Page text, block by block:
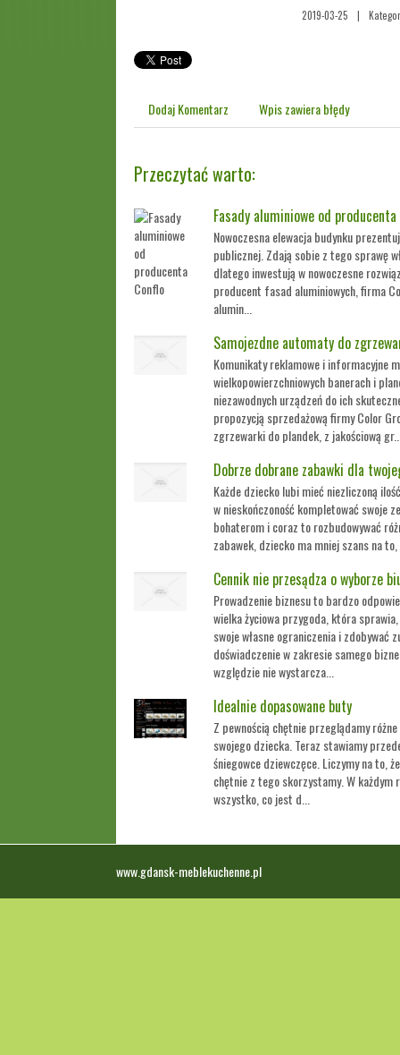
2019-03-25 |
Dodaj Komentarz Wpis zawiera błędy
Przeczytać warto:
Fasady aluminiowe od
Nowoczesna elewacja budynku
publicznej. Zdają sobie z tego sprawę
dlatego inwestują w nowoczesne
producent fasad aluminiowych, firma
alumin...
Samojezdne automaty do
Komunikaty reklamowe i informacyjne
wielkopowierzchniowych banerach i
niezawodnych urządzeń do ich
propozycją sprzedażową firmy Color
zgrzewarki do plandek, z jakościową
Dobrze dobrane zabawki dla
Każde dziecko lubi mieć niezliczoną
w nieskończoność kompletować swoje
bohaterom i coraz to rozbudowywać
zabawek, dziecko ma mniej szans na
Cennik nie przesądza o wyborze
Prowadzenie biznesu to bardzo
wielka życiowa przygoda, która
swoje własne ograniczenia i zdobywać
doświadczenie w zakresie samego
względzie nie wystarcza...
Idealnie dopasowane buty
Z pewnością chętnie przeglądamy
swojego dziecka. Teraz stawiamy
śniegowce dziewczęce. Liczymy na to,
chętnie z tego skorzystamy. W każdym
wszystko, co jest d...
www.gdansk-meblekuchenne.pl